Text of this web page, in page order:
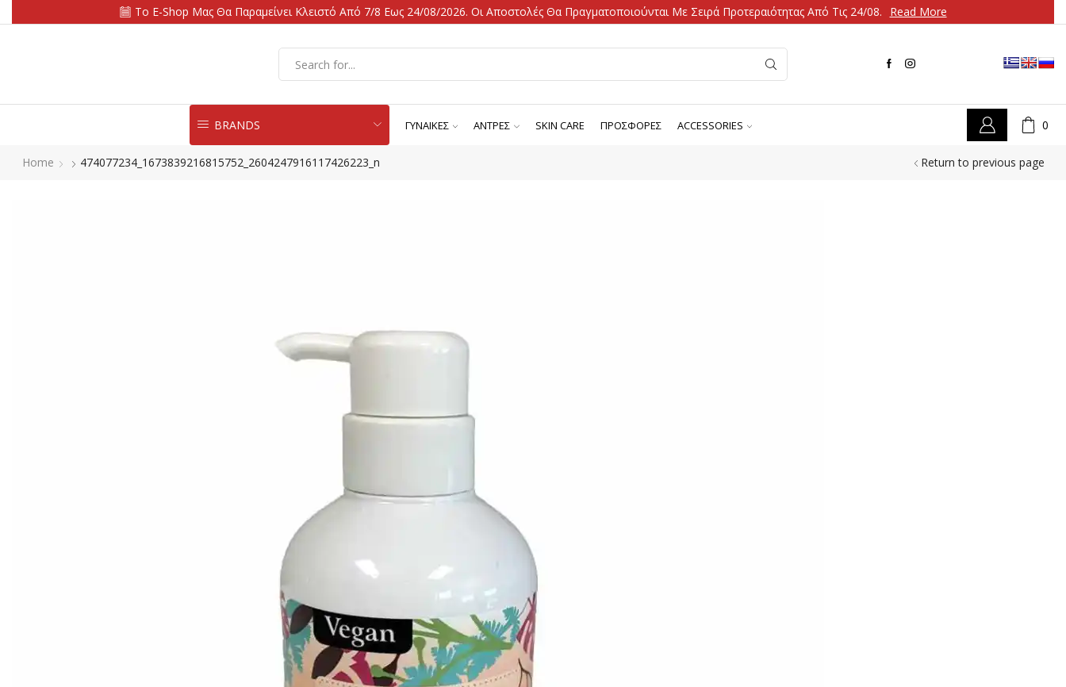
Το E-Shop Μας Θα Παραμείνει Κλειστό Από 7/8 Εως 24/08/2026. Οι Αποστολές Θα Πραγματοποιούνται Με Σειρά Προτεραιότητας Από Τις 24/08. Read More
BRANDS ΓΥΝΑΙΚΕΣ ΑΝΤΡΕΣ SKIN CARE ΠΡΟΣΦΟΡΕΣ ACCESSORIES 0
Return to previous page
Home 474077234_1673839216815752_2604247916117426223_n